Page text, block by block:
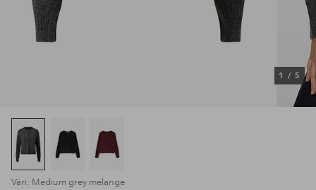
1 / 5
Väri: Medium grey melange